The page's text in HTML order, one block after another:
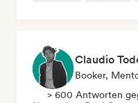
Claudio
Booker,
> 600 Antworten